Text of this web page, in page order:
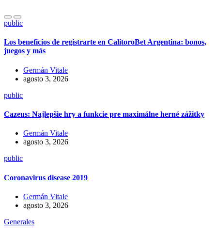
public
Los beneficios de registrarte en CalitoroBet Argentina: bonos,
juegos y más
Germán Vitale
agosto 3, 2026
public
Cazeus: Najlepšie hry a funkcie pre maximálne herné zážitky
Germán Vitale
agosto 3, 2026
public
Coronavirus disease 2019
Germán Vitale
agosto 3, 2026
Generales